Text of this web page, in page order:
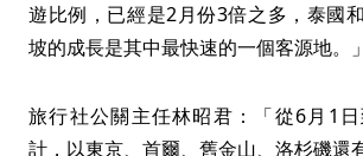
遊比例，已經是2月份3倍之多，泰國
坡的成長是其中最快速的一個客源地。」
旅行社公關主任林昭君：「從6月1
計，以東京、首爾、舊金山、洛杉磯還